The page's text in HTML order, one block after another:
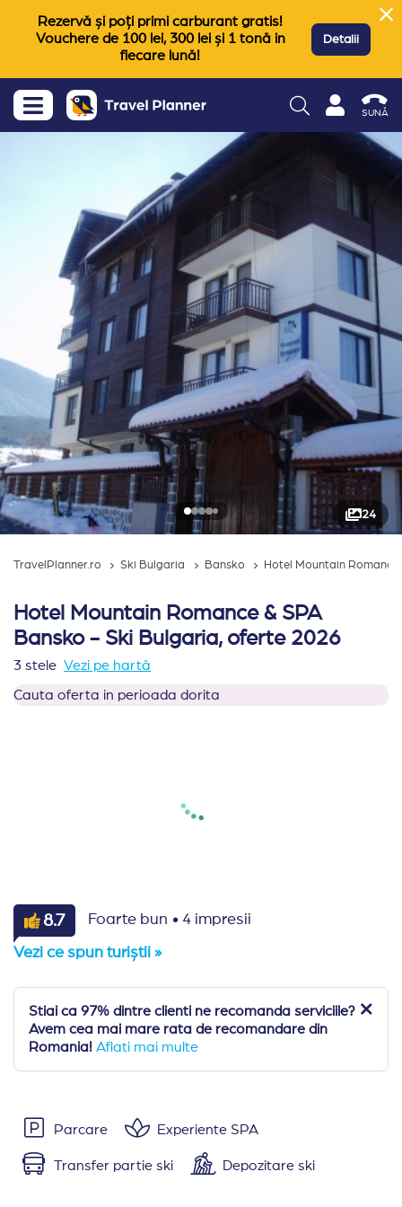
Rezervă și poți primi carburant gratis!
Vouchere de 100 lei, 300 lei și 1 tonă in
fiecare lună!
Detalii
SUNĂ
24
TravelPlanner.ro Ski Bulgaria Bansko Hotel Mountain Romance
Hotel Mountain Romance & SPA
Bansko - Ski Bulgaria, oferte 2026
3 stele Vezi pe hartă
Cauta oferta in perioada dorita
8.7 Foarte bun · 4 impresii
Vezi ce spun turiștii »
Stiai ca 97% dintre clienti ne recomanda serviciile?
Avem cea mai mare rata de recomandare din
Romania! Aflati mai multe
Parcare Experiente SPA
Transfer partie ski Depozitare ski